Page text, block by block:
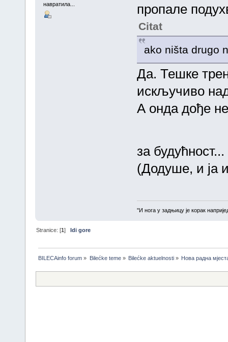
навратила...
пропале
Citat
ako ništa drugo
Да. Тешке
искључиво
А онда дође
за будућност...
(Додуше, и ја
''И нога у задњицу је корак
Stranice: [1]Idi gore
BILECAinfo forum » Bilećke teme» Bilećke aktuelnosti» Нова радна